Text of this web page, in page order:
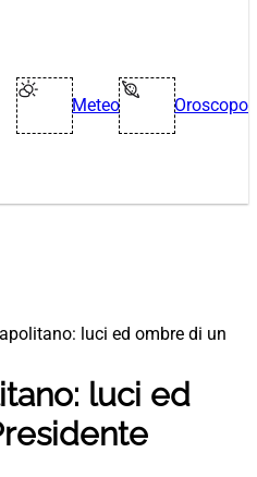
Meteo Oroscopo
luci ed ombre di un
luci ed